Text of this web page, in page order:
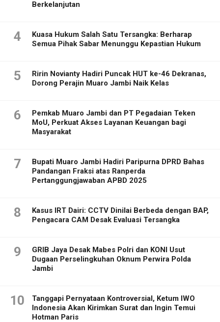
Berkelanjutan
4
Kuasa Hukum Salah Satu Tersangka: Berharap
Semua Pihak Sabar Menunggu Kepastian Hukum
5
Ririn Novianty Hadiri Puncak HUT ke-46 Dekranas,
Dorong Perajin Muaro Jambi Naik Kelas
6
Pemkab Muaro Jambi dan PT Pegadaian Teken
MoU, Perkuat Akses Layanan Keuangan bagi
Masyarakat
7
Bupati Muaro Jambi Hadiri Paripurna DPRD Bahas
Pandangan Fraksi atas Ranperda
Pertanggungjawaban APBD 2025
8
Kasus IRT Dairi: CCTV Dinilai Berbeda dengan BAP,
Pengacara CAM Desak Evaluasi Tersangka
9
GRIB Jaya Desak Mabes Polri dan KONI Usut
Dugaan Perselingkuhan Oknum Perwira Polda
Jambi
10
Tanggapi Pernyataan Kontroversial, Ketum IWO
Indonesia Akan Kirimkan Surat dan Ingin Temui
Hotman Paris